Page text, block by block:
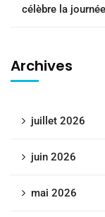
célèbre la
Archives
juillet 2026
juin 2026
mai 2026